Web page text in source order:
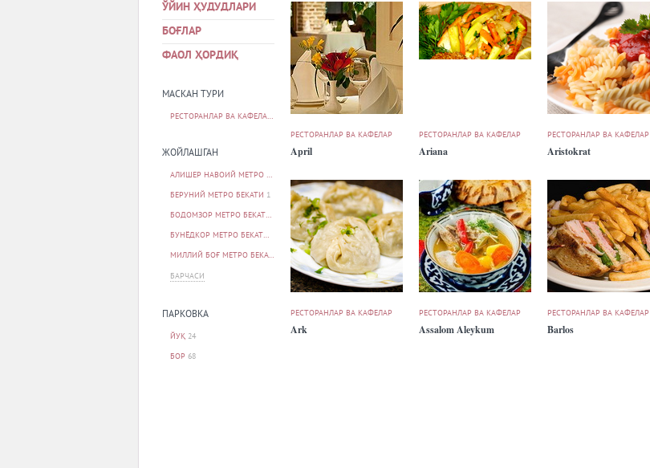
ЎЙИН ҲУДУДЛАРИ
БОҒЛАР
ФАОЛ ҲОРДИҚ
МАСКАН ТУРИ
РЕСТОРАНЛАР ВА КАФЕЛАР
ЖОЙЛАШГАН
АЛИШЕР НАВОИЙ МЕТРО БЕКАТИ
БЕРУНИЙ МЕТРО БЕКАТИ 1
БОДОМЗОР МЕТРО БЕКАТИ
БУНЁДКОР МЕТРО БЕКАТИ
МИЛЛИЙ БОҒ МЕТРО БЕКАТИ
БАРЧАСИ
ПАРКОВКА
ЙУҚ 24
БОР 68
РЕСТОРАНЛАР ВА КАФЕЛАР
April
РЕСТОРАНЛАР ВА КАФЕЛАР
Ariana
РЕСТОРАНЛАР ВА КАФЕЛАР
Aristokrat
РЕСТОРАНЛАР ВА КАФЕЛАР
Ark
РЕСТОРАНЛАР ВА КАФЕЛАР
Assalom Aleykum
РЕСТОРАНЛАР ВА КАФЕЛАР
Barlos